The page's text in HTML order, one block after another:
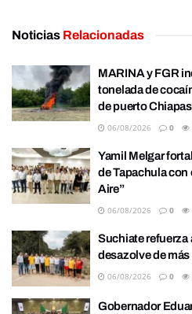
Noticias Relacionadas
MARINA y FGR
tonelada de
de puerto Chiapas
06/08/2026 0
Yamil Melgar
de Tapachula con
Aire”
06/08/2026 0
Suchiate
desazolve de
06/08/2026 0
Gobernador